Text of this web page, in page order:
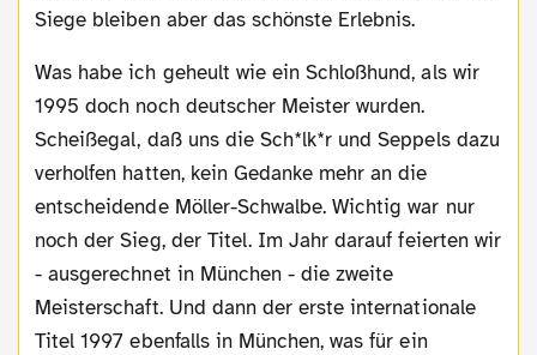
Siege bleiben aber das schönste Erlebnis.
Was habe ich geheult wie ein Schloßhund, als wir
1995 doch noch deutscher Meister wurden.
Scheißegal, daß uns die Sch*lk*r und Seppels dazu
verholfen hatten, kein Gedanke mehr an die
entscheidende Möller-Schwalbe. Wichtig war nur
noch der Sieg, der Titel. Im Jahr darauf feierten wir
- ausgerechnet in München - die zweite
Meisterschaft. Und dann der erste internationale
Titel 1997 ebenfalls in München, was für ein